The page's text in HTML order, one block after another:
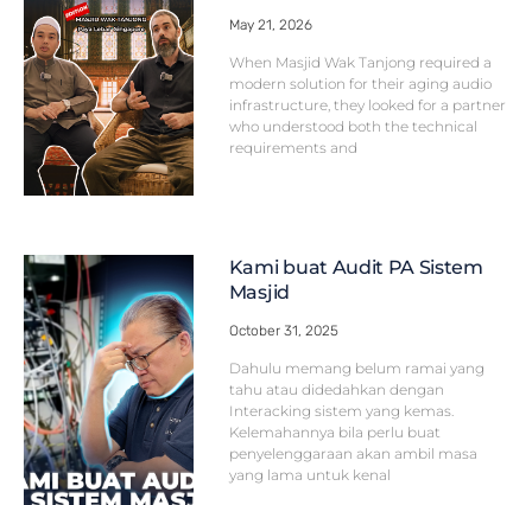
May 21, 2026
When Masjid Wak Tanjong required a
modern solution for their aging audio
infrastructure, they looked for a partner
who understood both the technical
requirements and
Kami buat Audit PA Sistem
Masjid
October 31, 2025
Dahulu memang belum ramai yang
tahu atau didedahkan dengan
Interacking sistem yang kemas.
Kelemahannya bila perlu buat
penyelenggaraan akan ambil masa
yang lama untuk kenal